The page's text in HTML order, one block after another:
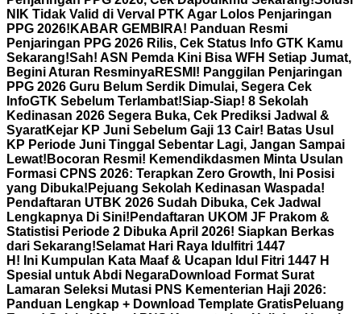
NIK Tidak Valid di Verval PTK Agar Lolos Penjaringan
PPG 2026! KABAR GEMBIRA! Panduan Resmi
Penjaringan PPG 2026 Rilis, Cek Status Info GTK Kamu
Sekarang!Sah! ASN Pemda Kini Bisa WFH Setiap Jumat,
Begini Aturan ResminyaRESMI! Panggilan Penjaringan
PPG 2026 Guru Belum Serdik Dimulai, Segera Cek
InfoGTK Sebelum Terlambat!Siap-Siap! 8 Sekolah
Kedinasan 2026 Segera Buka, Cek Prediksi Jadwal &
SyaratKejar KP Juni Sebelum Gaji 13 Cair! Batas Usul
KP Periode Juni Tinggal Sebentar Lagi, Jangan Sampai
Lewat! Bocoran Resmi! Kemendikdasmen Minta Usulan
Formasi CPNS 2026: Terapkan Zero Growth, Ini Posisi
yang Dibuka! Pejuang Sekolah Kedinasan Waspada!
Pendaftaran UTBK 2026 Sudah Dibuka, Cek Jadwal
Lengkapnya Di Sini! Pendaftaran UKOM JF Prakom &
Statistisi Periode 2 Dibuka April 2026! Siapkan Berkas
dari Sekarang!Selamat Hari Raya Idulfitri 1447
H! Ini Kumpulan Kata Maaf & Ucapan Idul Fitri 1447 H
Spesial untuk Abdi NegaraDownload Format Surat
Lamaran Seleksi Mutasi PNS Kementerian Haji 2026:
Panduan Lengkap + Download Template GratisPeluang